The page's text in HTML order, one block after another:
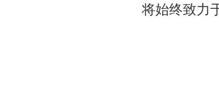
将始终致力